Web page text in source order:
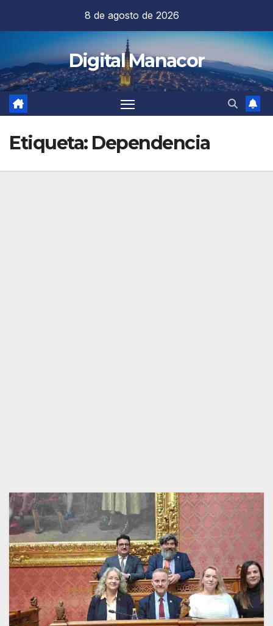
contenido
8 de agosto de 2026
Digital Manacor
Etiqueta: Dependencia